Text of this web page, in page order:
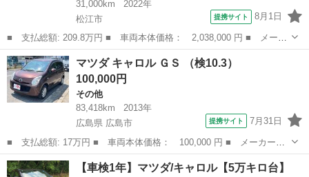
31,000km
2022年
松江市
提携サイト 8月1日
■ 支払総額: 209.8万円 ■ 車両本体価格： 2,038,000 円 ■ メーカ
ー名： マツダ ■ 車種名： ＣＸ－３ ■ グレード名： １５Ｓ
ツーリング ワンオーナー・純正ナビ・３６０度ビューモニター・フ
ルセグテ...
島根 松江市 CX-3
マツダ キャロル ＧＳ （検10.3）
100,000円
その他
83,418km
2013年
広島県 広島市
提携サイト 7月31日
■ 支払総額: 17万円 ■ 車両本体価格： 100,000 円 ■ メーカー
名： マツダ ■ 車種名： キャロル ■ グレード名： ＧＳ ■ 排
気量： 660cc ■ ドア枚数： 5D ■ ミッション： AT4速 ■ 店...
広島 広島市 その他
【車検1年】マツダ/キャロル【5万キロ台】